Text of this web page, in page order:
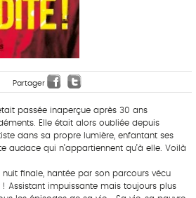
Partager
passée inaperçue après 30 ans
Elle était alors oubliée depuis
dans sa propre lumière, enfantant ses
audace qui n’appartiennent qu’à elle. Voilà
finale, hantée par son parcours vécu
Assistant impuissante mais toujours plus